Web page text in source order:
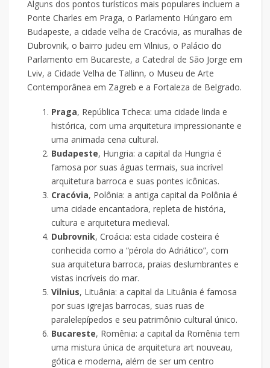
Alguns dos pontos turísticos mais populares incluem a
Ponte Charles em Praga, o Parlamento Húngaro em
Budapeste, a cidade velha de Cracóvia, as muralhas de
Dubrovnik, o bairro judeu em Vilnius, o Palácio do
Parlamento em Bucareste, a Catedral de São Jorge em
Lviv, a Cidade Velha de Tallinn, o Museu de Arte
Contemporânea em Zagreb e a Fortaleza de Belgrado.
Praga, República Tcheca: uma cidade linda e
histórica, com uma arquitetura impressionante e
uma animada cena cultural.
Budapeste, Hungria: a capital da Hungria é
famosa por suas águas termais, sua incrível
arquitetura barroca e suas pontes icônicas.
Cracóvia, Polônia: a antiga capital da Polônia é
uma cidade encantadora, repleta de história,
cultura e arquitetura medieval.
Dubrovnik, Croácia: esta cidade costeira é
conhecida como a “pérola do Adriático”, com
sua arquitetura barroca, praias deslumbrantes e
vistas incríveis do mar.
Vilnius, Lituânia: a capital da Lituânia é famosa
por suas igrejas barrocas, suas ruas de
paralelepípedos e seu patrimônio cultural único.
Bucareste, Romênia: a capital da Romênia tem
uma mistura única de arquitetura art nouveau,
gótica e moderna, além de ser um centro